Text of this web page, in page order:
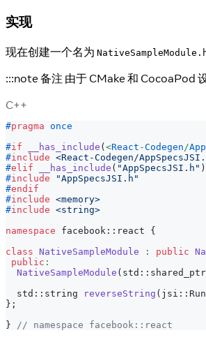
实现
现在创建一个名为
:::note 备注 由于 CMake 和 CocoaPod
C++
#pragma once
#if __has_include ( <React -Codegen/
#include <React-Codegen/
#elif __has_include ( "AppSpecsJSI.h" )
#include
"AppSpecsJSI.h"
#endif
#include <memory>
#include <string>
namespace facebook :: react {
class
NativeSampleModule : public
public :
NativeSampleModule ( std :: shared_ptr
  std
:: string reverseString ( jsi ::
} ;
}
// namespace facebook::react